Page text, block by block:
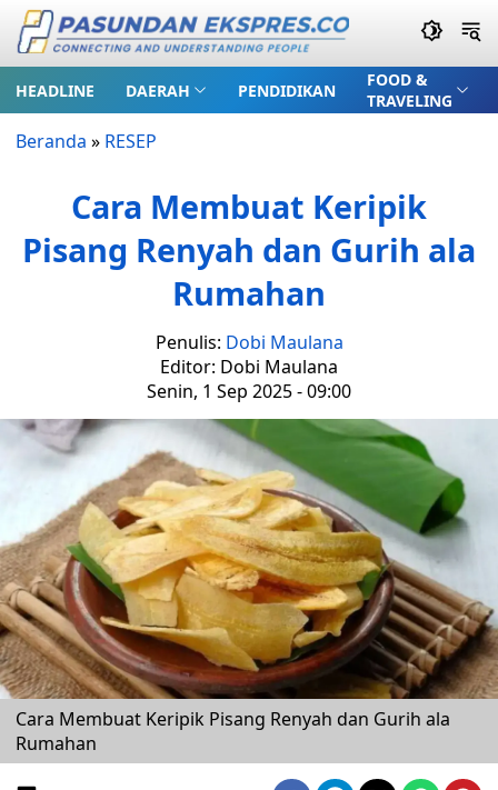
HEADLINE DAERAH PENDIDIKAN
FOOD &
TRAVELING
Beranda » RESEP
Cara Membuat Keripik
Pisang Renyah dan Gurih ala
Rumahan
Penulis: Dobi Maulana
Editor: Dobi Maulana
Senin, 1 Sep 2025 - 09:00
Cara Membuat Keripik Pisang Renyah dan Gurih ala
Rumahan